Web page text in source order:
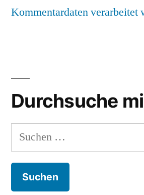
Kommentardaten verarbeitet
Durchsuche
Suchen
nach: